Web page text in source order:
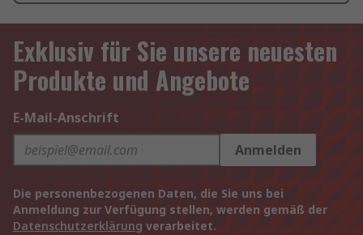
Exklusiv für Sie unsere neuesten
Produkte und Angebote
E-Mail-Anschrift
Anmelden
Die personenbezogenen Daten, die Sie uns bei
Anmeldung zur Verfügung stellen, werden gemäß der
Datenschutzerklärung verarbeitet.